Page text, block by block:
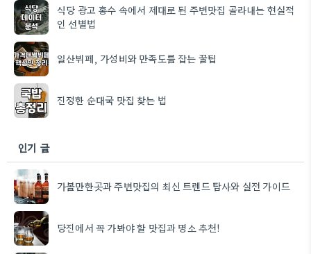
식당 광고 홍수 속에서 제대로 된 주변맛집 골라내는 현실적
인 선별법
일산뷔페, 가성비와 만족도를 잡는 꿀팁
진정한 순대국 맛집 찾는 법
인기 글
가볼만한곳과 주변맛집의 최신 트렌드 탐사와 실전 가이드
당진에서 꼭 가봐야 할 맛집과 명소 추천!